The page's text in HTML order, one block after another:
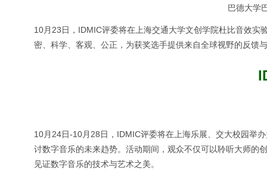
巴德大学
10月23日，IDMIC评委将在上海交通大学文创学院杜比音效
密、科学、客观、公正，为获奖选手提供来自全球视野的反馈
10月24日-10月28日，IDMIC评委将在上海乐展、交大校园举
讨数字音乐的未来趋势。活动期间，观众不仅可以聆听大师的
见证数字音乐的技术与艺术之美。